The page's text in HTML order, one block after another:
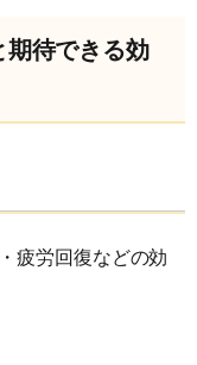
期待できる効
疲労回復などの効